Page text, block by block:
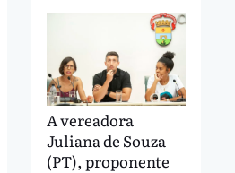
A vereadora
Juliana de Souza
(PT), proponente